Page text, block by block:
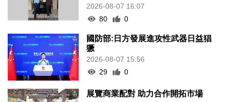
2026-08-07 16:07
80
0
國防部:日方發展進攻性武器日益猖
獗
2026-08-07 15:56
29
0
展覽商業配對 助力合作開拓市場